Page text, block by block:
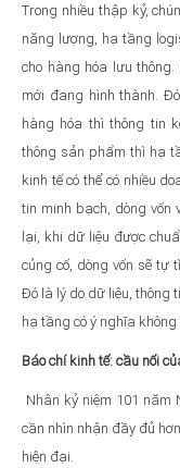
Trong nhiều thập kỷ,
năng lượng, hạ tầng
cho hàng hóa lưu
mới đang hình thành.
hàng hóa thì thông tin
thông sản phẩm thì hạ
kinh tế có thể có nhiều
tin minh bạch, dòng vốn
lại, khi dữ liệu được
củng cố, dòng vốn sẽ tự
Đó là lý do dữ liệu, thông
hạ tầng có ý nghĩa
Báo chí kinh tế: cầu nối
Nhân kỷ niệm 101 năm
cần nhìn nhận đầy đủ
hiện đại.